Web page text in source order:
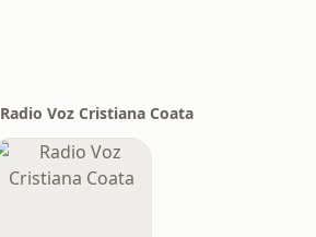
Radio Voz Cristiana Coata